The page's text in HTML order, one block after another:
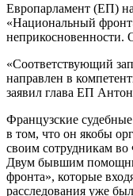
Европарламент (ЕП)
«Национальный
неприкосновенности.
«Соответствующий
направлен в
заявил глава ЕП
Французские
в том, что он якобы
своим сотрудникам
Двум бывшим
фронта», которые
расследования уже